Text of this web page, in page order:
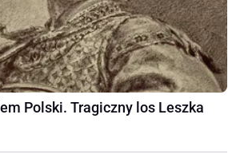
Polski. Tragiczny los Leszka